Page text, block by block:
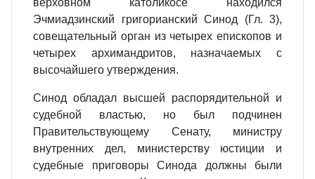
верховном католикосе находился
Эчмиадзинский григорианский Синод (Гл. 3),
совещательный орган из четырех епископов и
четырех архимандритов, назначаемых с
высочайшего утверждения.
Синод обладал высшей распорядительной и
судебной властью, но был подчинен
Правительствующему Сенату, министру
внутренних дел, министерству юстиции и
судебные приговоры Синода должны были